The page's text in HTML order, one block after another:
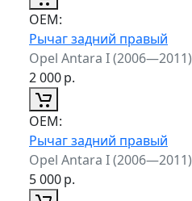
ОЕМ:
Рычаг задний правый
Opel Antara I (2006—2011)
2 000р.
ОЕМ:
Рычаг задний правый
Opel Antara I (2006—2011)
5 000р.